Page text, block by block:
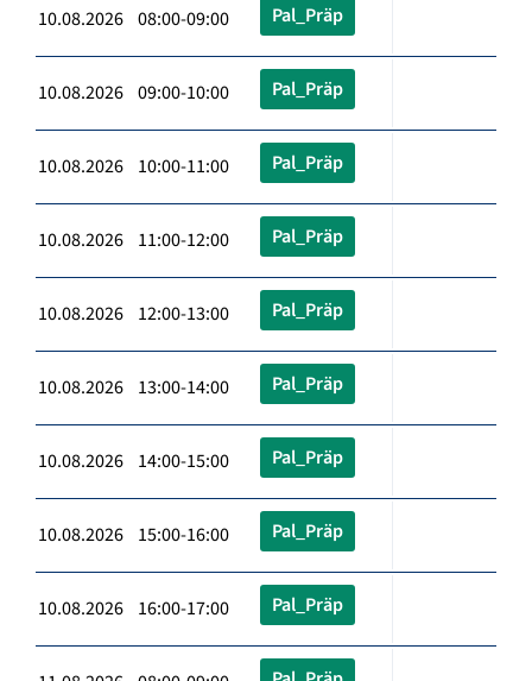
10.08.2026 08:00-09:00 Pal_Präp
10.08.2026 09:00-10:00 Pal_Präp
10.08.2026 10:00-11:00 Pal_Präp
10.08.2026 11:00-12:00 Pal_Präp
10.08.2026 12:00-13:00 Pal_Präp
10.08.2026 13:00-14:00 Pal_Präp
10.08.2026 14:00-15:00 Pal_Präp
10.08.2026 15:00-16:00 Pal_Präp
10.08.2026 16:00-17:00 Pal_Präp